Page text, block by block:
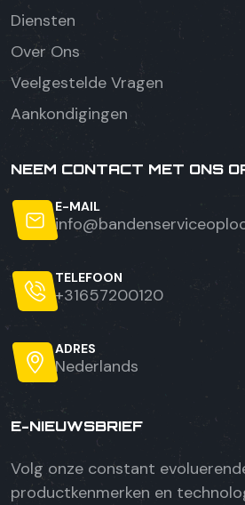
Diensten
Over Ons
Veelgestelde Vragen
Aankondigingen
NEEM CONTACT MET ONS
E-MAIL
TELEFOON
+31657200120
ADRES
Nederlands
E-NIEUWSBRIEF
Volg onze constant
productkenmerken en